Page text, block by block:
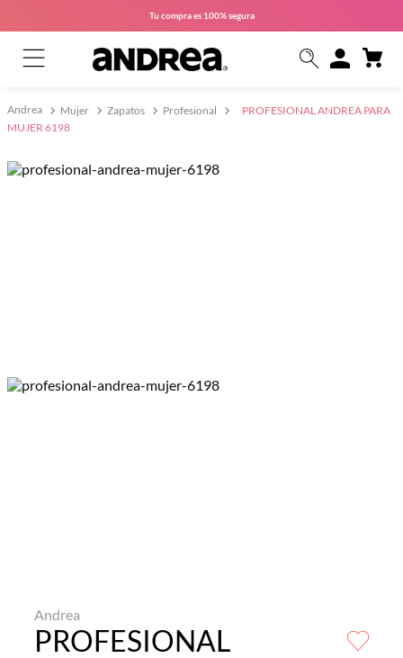
Tu compra es 100% segura
Mujer Zapatos Profesional
PROFESIONAL ANDREA PARA
MUJER 6198
Andrea
PROFESIONAL